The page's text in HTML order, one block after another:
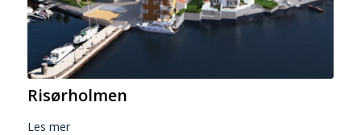
Risørholmen
Les mer